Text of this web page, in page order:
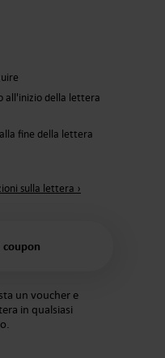
all'inizio della lettera
fine della lettera
sulla lettera ›
un voucher e
in qualsiasi